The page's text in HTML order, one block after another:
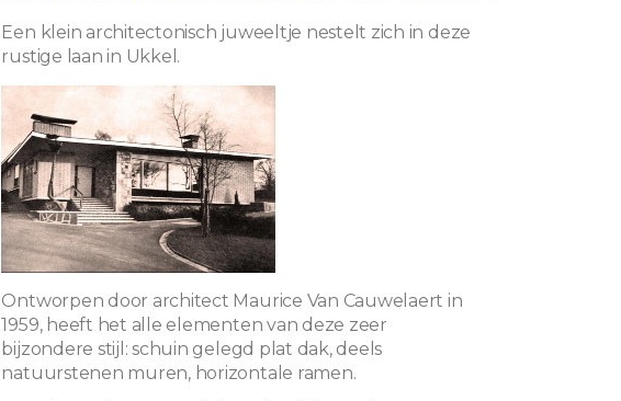
Een klein architectonisch juweeltje nestelt zich in deze
rustige laan in Ukkel.
Ontworpen door architect Maurice Van Cauwelaert in
1959, heeft het alle elementen van deze zeer
bijzondere stijl: schuin gelegd plat dak, deels
natuurstenen muren, horizontale ramen.